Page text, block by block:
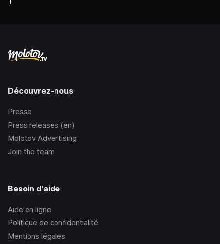
!
Découvrez-nous
Presse
Press releases (en)
Molotov Advertising
Join the team
Besoin d'aide
Aide en ligne
Politique de confidentialité
Mentions légales